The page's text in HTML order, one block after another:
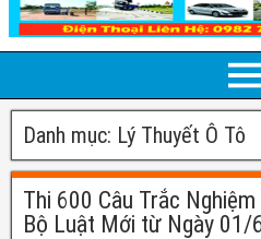
Danh mục: Lý Thuyết Ô Tô
Thi 600 Câu Trắc
Bộ Luật Mới từ Ngày 01/